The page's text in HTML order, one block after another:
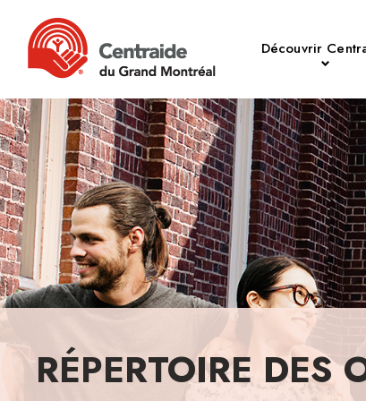
Découvrir
RÉPERTOIRE DES